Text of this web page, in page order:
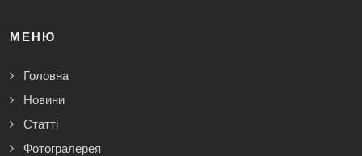
МЕНЮ
Головна
Новини
Статті
Фотогралерея